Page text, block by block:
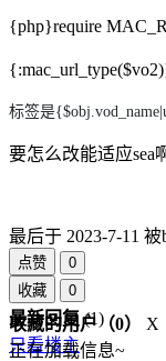
{php}require
标签是
要怎么改能适应sea
最后于 2023-7-11
点赞
0
收藏
0
收藏的用户（0）
X
正在加载信息~
最新回复(1)
只看楼主